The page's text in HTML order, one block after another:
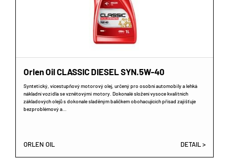
Orlen Oil CLASSIC DIESEL SYN.5W-40
Syntetický, vícestupňový motorový olej, určený pro osobní automobily a lehká
nákladní vozidla se vznětovými motory. Dokonalé složení vysoce kvalitních
základových olejů s dokonale sladěným balíčkem obohacujících přísad zajišťuje
bezproblémový a…
ORLEN OIL DETAIL >